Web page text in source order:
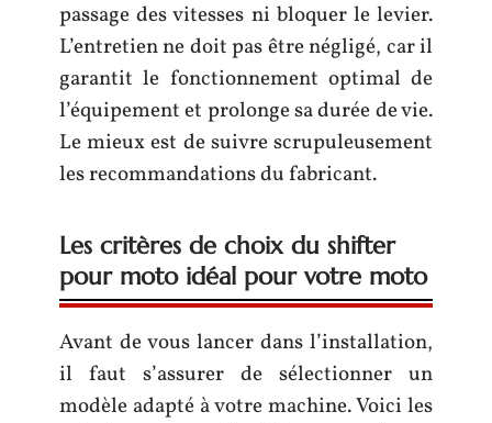
passage des vitesses ni bloquer le levier.
L’entretien ne doit pas être négligé, car il
garantit le fonctionnement optimal de
l’équipement et prolonge sa durée de vie.
Le mieux est de suivre scrupuleusement
les recommandations du fabricant.
Les critères de choix du shifter
pour moto idéal pour votre moto
Avant de vous lancer dans l’installation,
il faut s’assurer de sélectionner un
modèle adapté à votre machine. Voici les